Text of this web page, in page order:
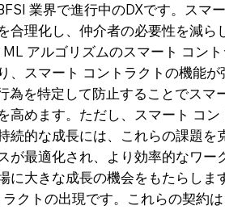
業界で進行中のDXです。ス
合理化し、仲介者の必要性を減
アルゴリズムのスマート コン
、スマート コントラクトの機能
為を特定して防止することでス
高めます。ただし、スマート コ
続的な成長には、これらの課題
が最適化され、より効率的なワ
に大きな成長の機会をもたらしま
クトの出現です。これらの契約